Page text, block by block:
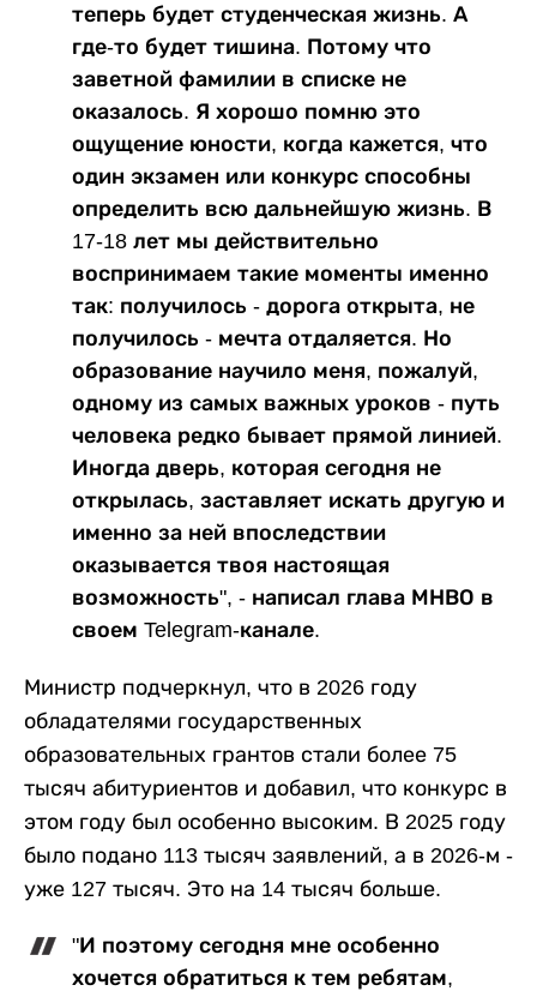
теперь будет студенческая жизнь. А
где-то будет тишина. Потому что
заветной фамилии в списке не
оказалось. Я хорошо помню это
ощущение юности, когда кажется, что
один экзамен или конкурс способны
определить всю дальнейшую жизнь. В
17-18 лет мы действительно
воспринимаем такие моменты именно
так: получилось - дорога открыта, не
получилось - мечта отдаляется. Но
образование научило меня, пожалуй,
одному из самых важных уроков - путь
человека редко бывает прямой линией.
Иногда дверь, которая сегодня не
открылась, заставляет искать другую и
именно за ней впоследствии
оказывается твоя настоящая
возможность", - написал глава МНВО в
своем Telegram-канале.
Министр подчеркнул, что в 2026 году
обладателями государственных
образовательных грантов стали более 75
тысяч абитуриентов и добавил, что конкурс в
этом году был особенно высоким. В 2025 году
было подано 113 тысяч заявлений, а в 2026-м -
уже 127 тысяч. Это на 14 тысяч больше.
"И поэтому сегодня мне особенно
хочется обратиться к тем ребятам,